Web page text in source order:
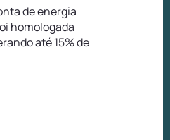
de energia
homologada
até 15% de